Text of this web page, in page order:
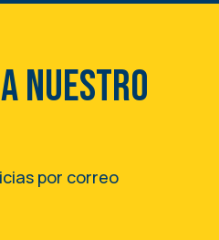
nuestro
por correo